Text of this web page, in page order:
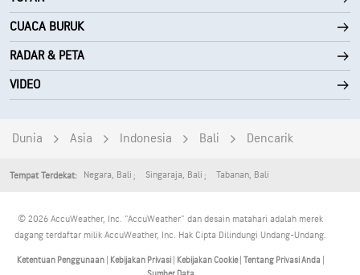
CUACA BURUK
RADAR & PETA
VIDEO
Dunia Asia Indonesia Bali Dencarik
Tempat Terdekat: Negara, Bali Singaraja, Bali Tabanan, Bali
© 2026 AccuWeather, Inc. "AccuWeather" dan desain matahari adalah merek
dagang terdaftar milik AccuWeather, Inc. Hak Cipta Dilindungi Undang-Undang.
Ketentuan Penggunaan Kebijakan Privasi Kebijakan Cookie Tentang Privasi Anda